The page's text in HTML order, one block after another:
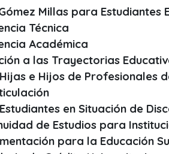
Millas para Estudiantes
Técnica
Académica
a las Trayectorias
e Hijos de Profesionales
en Situación de
de Estudios para
para la Educación